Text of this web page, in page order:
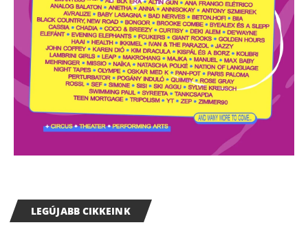
LEGÚJABB CIKKEINK